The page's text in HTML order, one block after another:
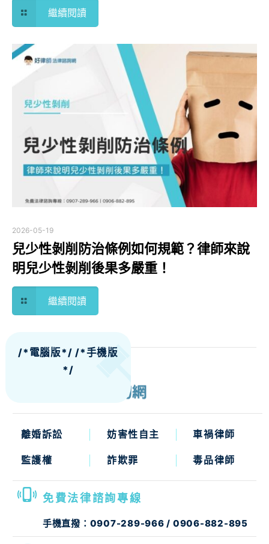
繼續閱讀
2026-05-19
兒少性剝削防治條例如何規範？律師來說
明兒少性剝削後果多嚴重！
繼續閱讀
/*電腦版*//*手機版
*/
離婚訴訟 妨害性自主 車禍律師
監護權 詐欺罪 毒品律師
免費法律諮詢專線
手機直撥： 0907-289-966 / 0906-882-895